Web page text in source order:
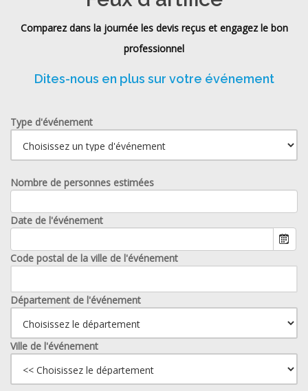
Comparez dans la journée les devis reçus et engagez le bon
professionnel
Dites-nous en plus sur votre événement
Type d'événement
Nombre de personnes estimées
Date de l'événement
Code postal de la ville de l'événement
Département de l'événement
Ville de l'événement